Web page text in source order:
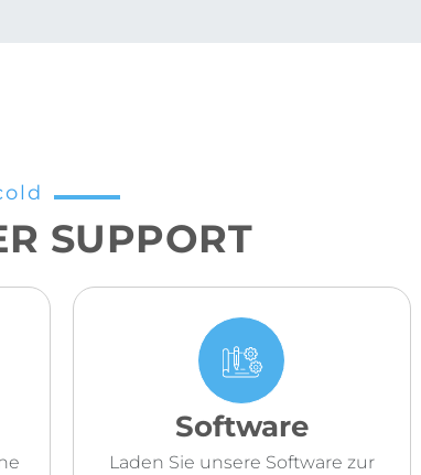
SUPPORT
Software
Laden Sie unsere Software zur